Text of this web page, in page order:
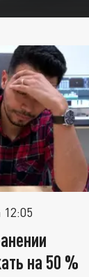
12:05
на 50 %